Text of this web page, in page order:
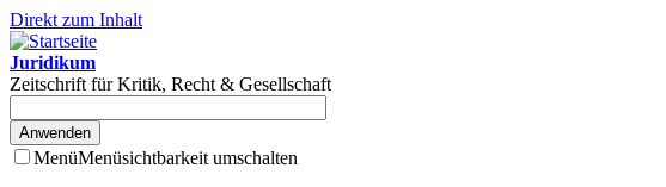
Direkt zum Inhalt
Juridikum
Zeitschrift für Kritik, Recht & Gesellschaft
MenüMenüsichtbarkeit umschalten